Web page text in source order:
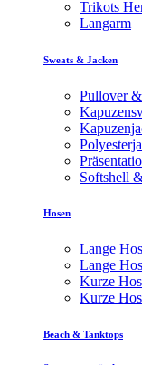
Trikots
Langarm
Sweats & Jacken
Pullover
Softshell
Hosen
Lange
Lange
Kurze
Kurze
Beach & Tanktops